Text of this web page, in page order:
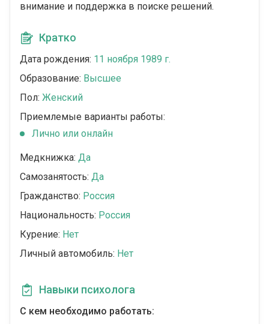
внимание и поддержка в поиске решений.
Кратко
Дата рождения: 11 ноября 1989 г.
Образование: Высшее
Пол: Женский
Приемлемые варианты работы:
Лично или онлайн
Медкнижка: Да
Самозанятость: Да
Гражданство: Россия
Национальность: Россия
Курение: Нет
Личный автомобиль: Нет
Навыки психолога
С кем необходимо работать: